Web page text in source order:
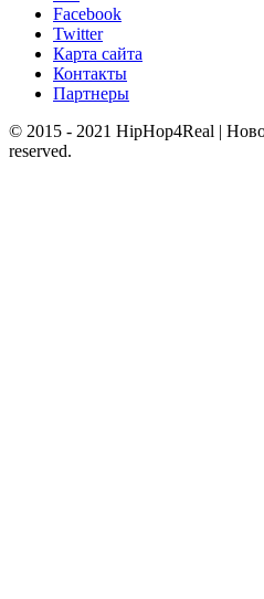
Facebook
Twitter
Карта сайта
Контакты
Партнеры
© 2015 - 2021 HipHop4Real |
reserved.